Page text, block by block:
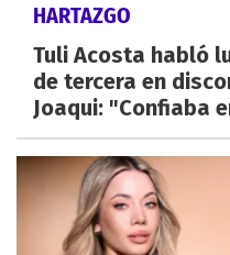
HARTAZGO
Tuli Acosta habló
de tercera en
Joaqui: "Confiaba